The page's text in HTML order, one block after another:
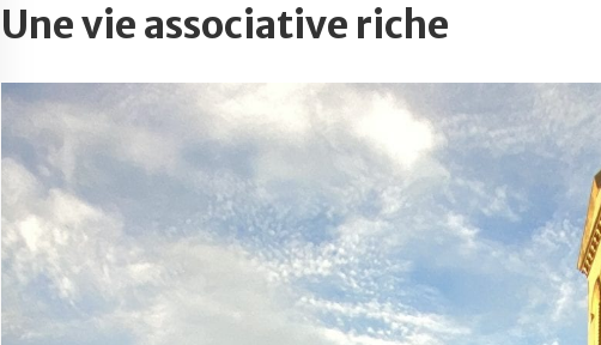
Une vie associative riche